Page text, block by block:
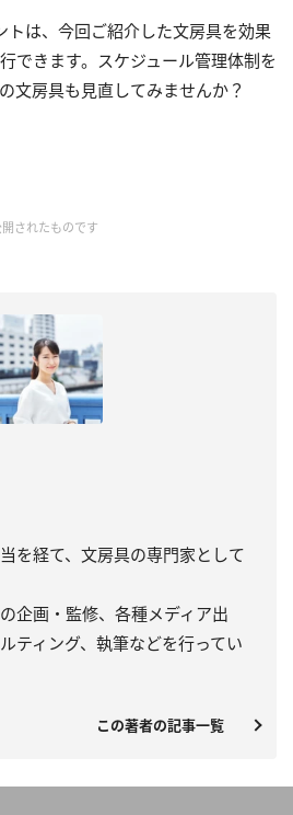
トは、今回ご紹介した文房具を効果
できます。スケジュール管理体制を
文房具も見直してみませんか？
されたものです
を経て、文房具の専門家として
企画・監修、各種メディア出
ティング、執筆などを行ってい
この著者の記事一覧